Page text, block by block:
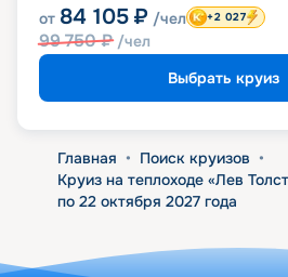
от 84 105 ₽ /чел
99 750₽ /чел
+2 027
Выбрать круиз
Главная • Поиск круизов •
Круиз на теплоходе «Лев
по 22 октября 2027 года